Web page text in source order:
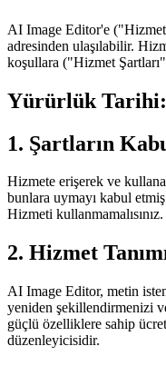
AI Image Editor'e
adresinden ulaşılabilir.
koşullara ("Hizmet
Yürürlük Tarihi:
1. Şartların
Hizmete erişerek ve
bunlara uymayı kabul
Hizmeti kullanmamalısınız.
2. Hizmet
AI Image Editor, metin
yeniden şekillendirmenizi
güçlü özelliklere sahip
düzenleyicisidir.